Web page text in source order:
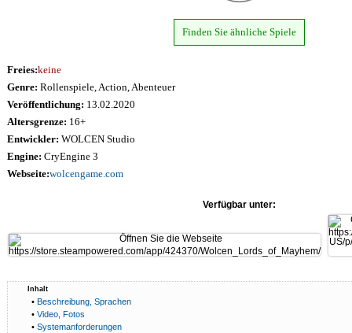
Finden Sie ähnliche Spiele
Freies:keine
Genre: Rollenspiele, Action, Abenteuer
Veröffentlichung: 13.02.2020
Altersgrenze: 16+
Entwickler: WOLCEN Studio
Engine: CryEngine 3
Webseite:wolcengame.com
Verfügbar unter:
Inhalt
• Beschreibung, Sprachen
• Video, Fotos
• Systemanforderungen